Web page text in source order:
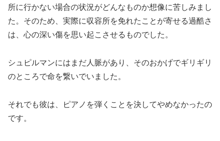
所に行かない場合の状況がどんなものか想像に苦しみまし
た。そのため、実際に収容所を免れたことが寄せる過酷さ
は、心の深い傷を思い起こさせるものでした。
シュピルマンにはまだ人脈があり、そのおかげでギリギリ
のところで命を繋いでいました。
それでも彼は、ピアノを弾くことを決してやめなかったの
です。